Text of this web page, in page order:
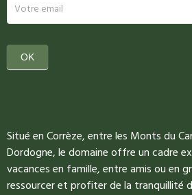
Situé en Corrèze, entre les Monts du
Dordogne, le domaine offre un cadre
vacances en famille, entre amis ou en
ressourcer et profiter de la tranquillité
OK